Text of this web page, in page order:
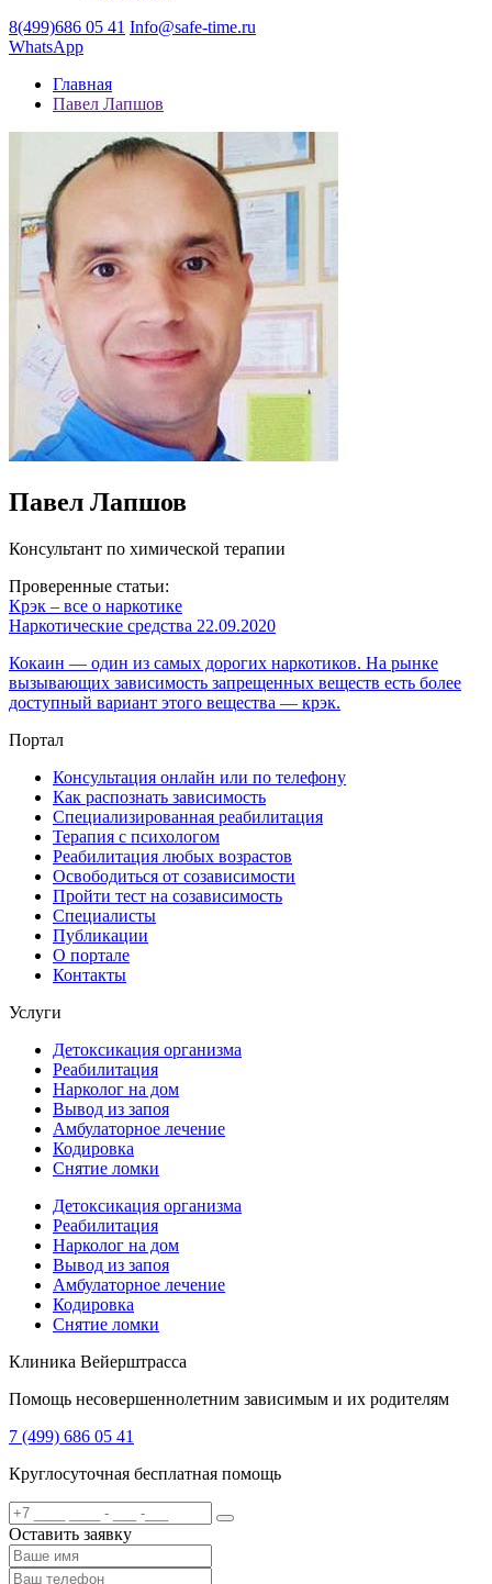
8(499)686 05 41 Info@safe-time.ru
WhatsApp
Главная
Павел Лапшов
Павел Лапшов
Консультант по химической терапии
Проверенные статьи:
Крэк – все о наркотике
Наркотические средства 22.09.2020
Кокаин — один из самых дорогих наркотиков. На рынке
вызывающих зависимость запрещенных веществ есть более
доступный вариант этого вещества — крэк.
Портал
Консультация онлайн или по телефону
Как распознать зависимость
Специализированная реабилитация
Терапия с психологом
Реабилитация любых возрастов
Освободиться от созависимости
Пройти тест на созависимость
Специалисты
Публикации
О портале
Контакты
Услуги
Детоксикация организма
Реабилитация
Нарколог на дом
Вывод из запоя
Амбулаторное лечение
Кодировка
Снятие ломки
Детоксикация организма
Реабилитация
Нарколог на дом
Вывод из запоя
Амбулаторное лечение
Кодировка
Снятие ломки
Клиника Вейерштрасса
Помощь несовершеннолетним зависимым и их родителям
7 (499) 686 05 41
Круглосуточная бесплатная помощь
Оставить заявку